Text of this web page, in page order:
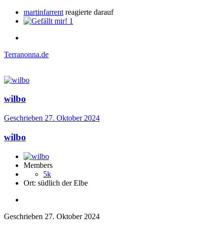
martinfarrent reagierte darauf
1
Terranonna.de
wilbo
Geschrieben 27. Oktober 2024
wilbo
Members
5k
Ort: südlich der Elbe
Geschrieben 27. Oktober 2024